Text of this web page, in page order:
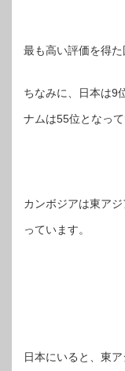
最も高い評価を得た
ちなみに、日本は9
ナムは55位となって
カンボジアは東ア
っています。
日本にいると、東